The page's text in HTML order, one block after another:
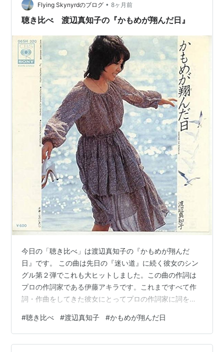
ックビデオがこちらになります。 ● 今回は、渡辺真知子
さんのヒット曲「か…
Flying Skynyrdのブログ • 8ヶ月前
聴き比べ 渡辺真知子の『かもめが翔んだ日』
今日の「聴き比べ」は渡辺真知子の『かもめが翔んだ
日』です。 この曲は先日の『迷い道』に続く彼女のシン
グル第２弾でこれも大ヒットしました。この曲の作詞は
プロの作詞家である伊藤アキラです。これまですべて作
詞・作曲をしてきた彼女にとってプロの作詞家に詞を書
晴らしい歌唱力です。 千葉ロッテマリーンズは千葉マリ
ンスタジアムでの試合でこの曲を流していました。 かも
めが翔んだ日 作詞：伊藤アキラ 作曲：渡辺真知子 ハー
#聴き比べ #渡辺真知子 #かもめが翔んだ日